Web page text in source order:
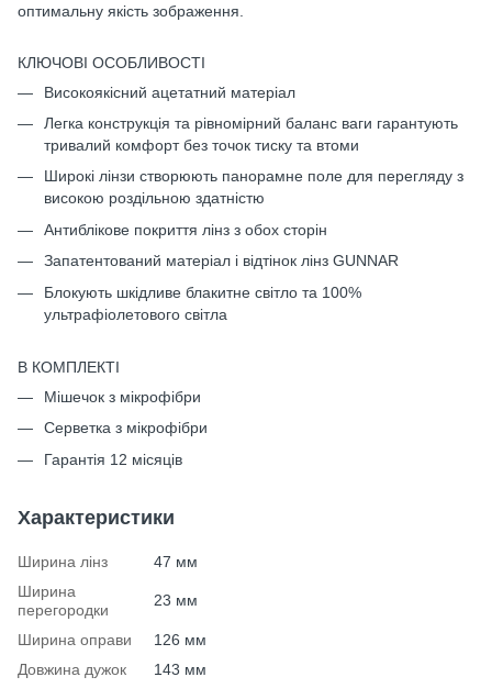
оптимальну якість зображення.
КЛЮЧОВІ ОСОБЛИВОСТІ
Високоякісний ацетатний матеріал
Легка конструкція та рівномірний баланс ваги гарантують
тривалий комфорт без точок тиску та втоми
Широкі лінзи створюють панорамне поле для перегляду з
високою роздільною здатністю
Антиблікове покриття лінз з обох сторін
Запатентований матеріал і відтінок лінз GUNNAR
Блокують шкідливе блакитне світло та 100%
ультрафіолетового світла
В КОМПЛЕКТІ
Мішечок з мікрофібри
Серветка з мікрофібри
Гарантія 12 місяців
Характеристики
Ширина лінз
47 мм
Ширина
перегородки
23 мм
Ширина оправи
126 мм
Довжина дужок
143 мм